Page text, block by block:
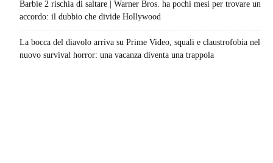
Barbie 2 rischia di saltare | Warner Bros. ha pochi mesi per trovare un
accordo: il dubbio che divide Hollywood
La bocca del diavolo arriva su Prime Video, squali e claustrofobia nel
nuovo survival horror: una vacanza diventa una trappola